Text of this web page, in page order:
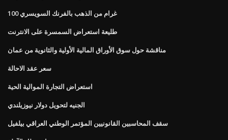
100 غرام من الذهب بالفرنك السويسري
طليعة استعراض السمسرة على الانترنت
مناقشة حول سوق الأوراق المالية الأولية والثانوية من عمان
سعر عقد الاحالة
استعراض التجارة الموالية الحية
الجنيه لتحويل دولار نيوزيلندي
سقف المحاسبين القانونيين المؤتمر الوطني العراقي بيلفيل